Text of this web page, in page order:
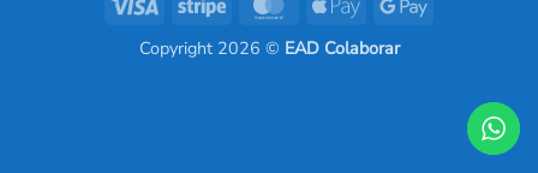
Copyright 2026 © EAD Colaborar